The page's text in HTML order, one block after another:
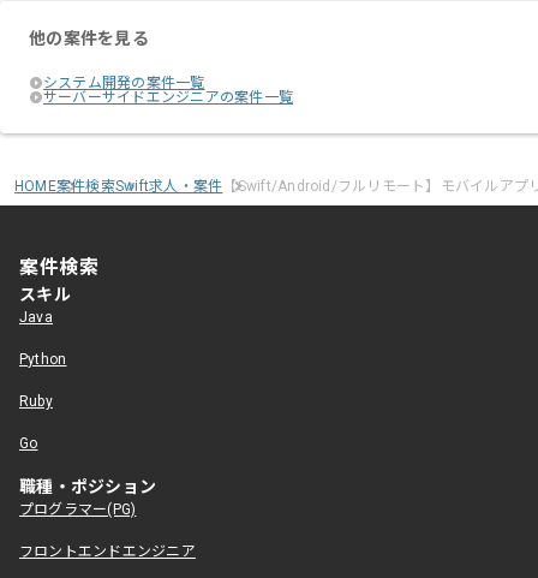
他の案件を見る
システム開発の案件一覧
サーバーサイドエンジニアの案件一覧
HOME案件検索Swift求人・案件 【Swift/Android/フルリモート】モバイルアプ
案件検索
スキル
Java
Python
Ruby
Go
職種・ポジション
プログラマー(PG)
フロントエンドエンジニア